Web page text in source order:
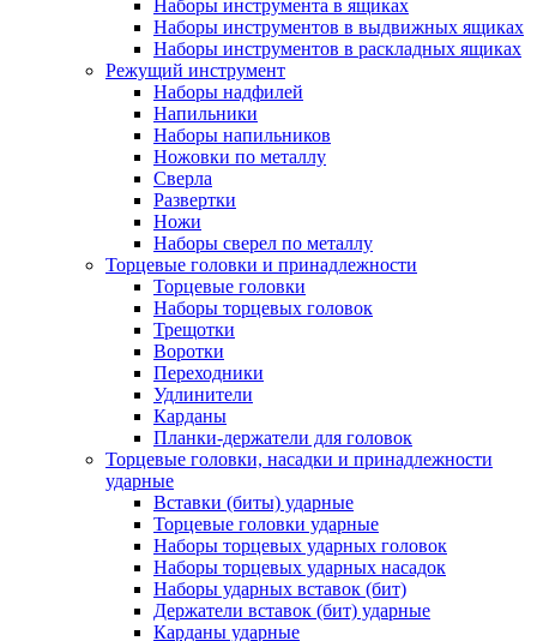
Наборы инструмента в ящиках
Наборы инструментов в выдвижных ящиках
Наборы инструментов в раскладных ящиках
Режущий инструмент
Наборы надфилей
Напильники
Наборы напильников
Ножовки по металлу
Сверла
Развертки
Ножи
Наборы сверел по металлу
Торцевые головки и принадлежности
Торцевые головки
Наборы торцевых головок
Трещотки
Воротки
Переходники
Удлинители
Карданы
Планки-держатели для головок
Торцевые головки, насадки и принадлежности
ударные
Вставки (биты) ударные
Торцевые головки ударные
Наборы торцевых ударных головок
Наборы торцевых ударных насадок
Наборы ударных вставок (бит)
Держатели вставок (бит) ударные
Карданы ударные